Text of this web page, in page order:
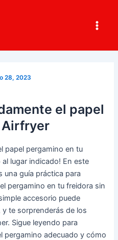
Main
28, 2023
el papel
Airfryer
papel pergamino en tu
al lugar indicado! En este
una guía práctica para
pergamino en tu freidora sin
accesorio puede
te sorprenderás de los
Sigue leyendo para
pergamino adecuado y cómo